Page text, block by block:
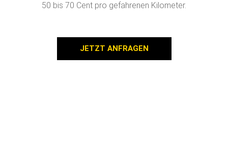
50 bis 70 Cent pro gefahrenen Kilometer.
JETZT ANFRAGEN